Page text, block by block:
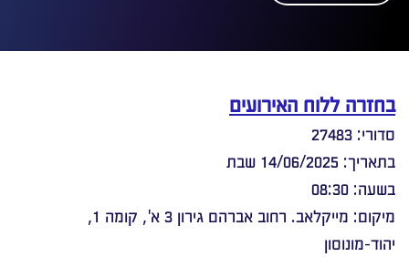
בחזרה ללוח האירועים
סדורי: 27483
בתאריך: 14/06/2025 שבת
בשעה: 08:30
מיקום: מייקלאב. רחוב אברהם גירון 3 א', קומה 1,
יהוד-מונוסון